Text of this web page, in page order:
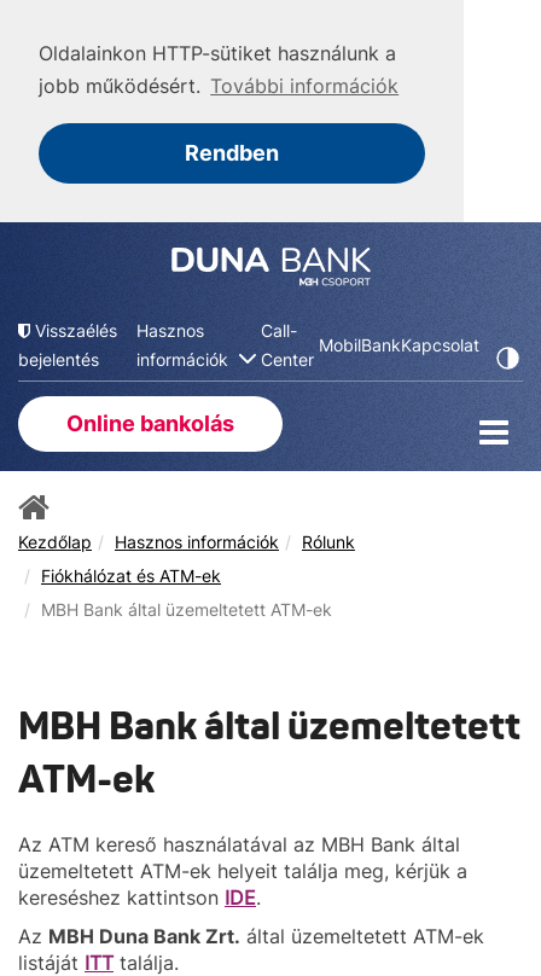
Oldalainkon HTTP-sütiket használunk a
jobb működésért. További információk
Rendben
Visszaélés
bejelentés
Hasznos
információk
Call-
Center
MobilBankKapcsolat
Online bankolás
Kezdőlap Hasznos információk
Rólunk
Fiókhálózat és ATM-ek
MBH Bank által üzemeltetett ATM-ek
MBH Bank által üzemeltetett
ATM-ek
Az ATM kereső használatával az MBH Bank által
üzemeltetett ATM-ek helyeit találja meg, kérjük a
kereséshez kattintson IDE.
Az MBH Duna Bank Zrt. által üzemeltetett ATM-ek
listáját ITTtalálja.